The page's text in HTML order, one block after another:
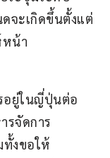
จะเกิดขึ้นตั้งแต่
หน้า
อยู่ในญี่ปุ่นต่อ
รจัดการ
งขอให้